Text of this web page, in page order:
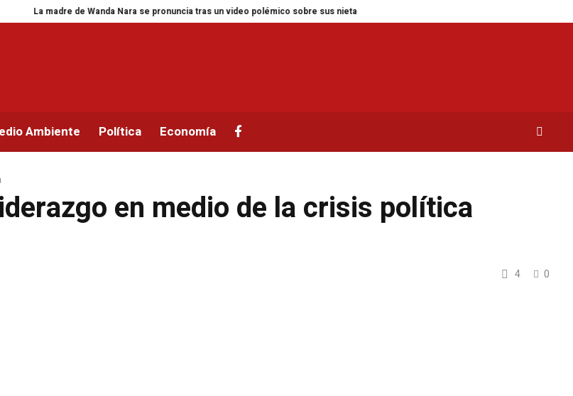
La madre de Wanda Nara se pronuncia tras un video polémico sobre sus nietas Las 5 plantas ideales para cada espacio de tu hogar
Ambiente Política Economía
en medio de la crisis política
4 0